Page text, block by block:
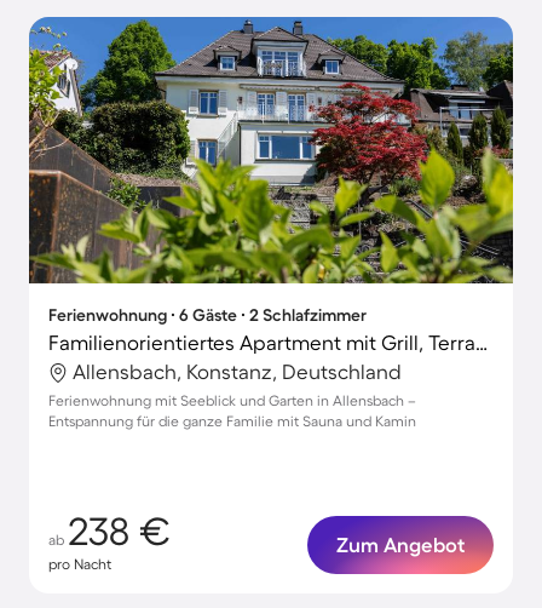
Ferienwohnung ∙ 6 Gäste ∙ 2 Schlafzimmer
Familienorientiertes Apartment mit Grill, Terrasse und Sauna | Bergblick
Allensbach, Konstanz, Deutschland
Ferienwohnung mit Seeblick und Garten in Allensbach –
Entspannung für die ganze Familie mit Sauna und Kamin
ab 238 €
pro Nacht
Zum Angebot